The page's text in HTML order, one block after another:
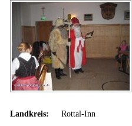
Landkreis: Rottal-Inn